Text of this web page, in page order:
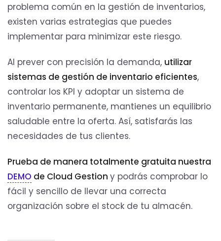
problema común en la gestión de inventarios,
existen varias estrategias que puedes
implementar para minimizar este riesgo.
Al prever con precisión la demanda, utilizar
sistemas de gestión de inventario eficientes,
controlar los KPI y adoptar un sistema de
inventario permanente, mantienes un equilibrio
saludable entre la oferta. Así, satisfarás las
necesidades de tus clientes.
Prueba de manera totalmente gratuita nuestra
DEMO de Cloud Gestion y podrás comprobar lo
fácil y sencillo de llevar una correcta
organización sobre el stock de tu almacén.